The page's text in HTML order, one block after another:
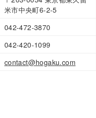
米市中央町6-2-5
042-472-3870
042-420-1099
contact@hogaku.com